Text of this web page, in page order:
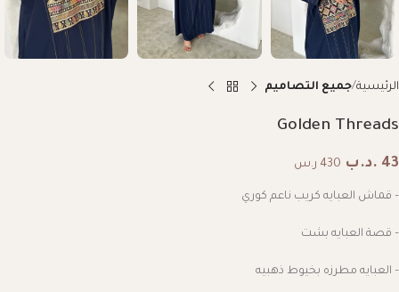
الرئيسية جميع التصاميم
Golden Threads
43 .د.ب 430 ر.س
– قماش العبايه كريب ناعم كوري
– قصة العبايه بشت
– العبايه مطرزه بخيوط ذهبيه